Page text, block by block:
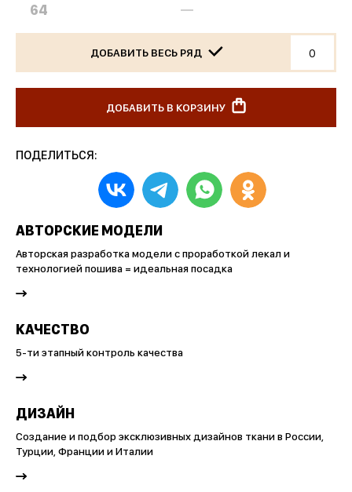
64
—
ДОБАВИТЬ ВЕСЬ РЯД
ДОБАВИТЬ В КОРЗИНУ
ПОДЕЛИТЬСЯ:
АВТОРСКИЕ МОДЕЛИ
Авторская разработка модели с проработкой лекал и
технологией пошива = идеальная посадка
КАЧЕСТВО
5-ти этапный контроль качества
ДИЗАЙН
Создание и подбор эксклюзивных дизайнов ткани в России,
Турции, Франции и Италии